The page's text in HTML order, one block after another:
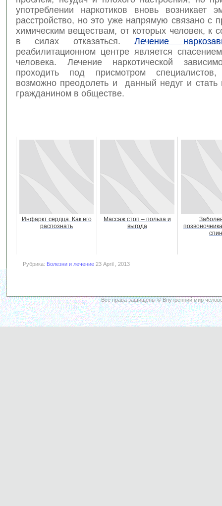
употреблении наркотиков вновь возникает
расстройство, но это уже напрямую связано с
химическим веществам, от которых человек, к
в силах отказаться.Лечение
реабилитационном центре является
человека. Лечение наркотической
проходить под присмотром
возможно преодолеть и данный недуг и стать
гражданином в обществе.
Инфаркт сердца. Как его
распознать
Массаж стоп – польза и
выгода
Рубрика: Болезни и лечение 23 April , 2013
Все права защищены © Внутренний мир